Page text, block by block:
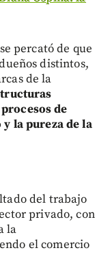
percató de que
distintos,
de la
de
la pureza de la
del trabajo
privado, con
la
el comercio